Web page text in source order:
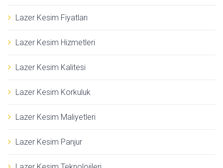
Lazer Kesim Fiyatları
Lazer Kesim Hizmetleri
Lazer Kesim Kalitesi
Lazer Kesim Korkuluk
Lazer Kesim Maliyetleri
Lazer Kesim Panjur